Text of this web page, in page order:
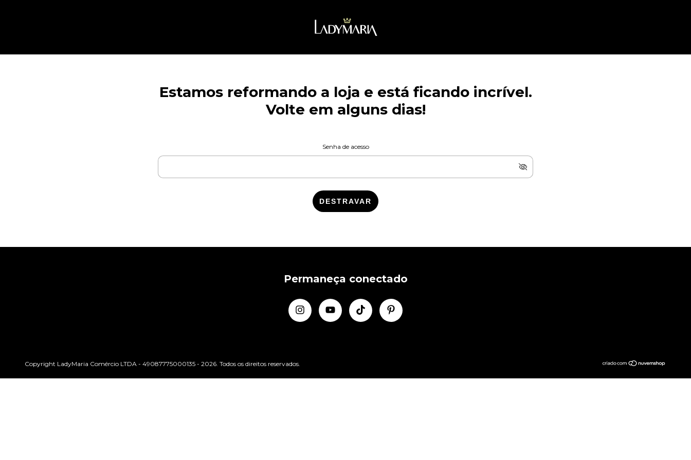
Estamos reformando a loja e está ficando incrível.
Volte em alguns dias!
Senha de acesso
DESTRAVAR
Permaneça conectado
Copyright LadyMaria Comércio LTDA - 49087775000135 - 2026. Todos os direitos reservados.